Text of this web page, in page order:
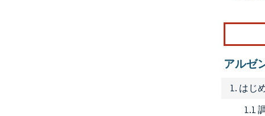
アルゼ
1. はじ
1.1